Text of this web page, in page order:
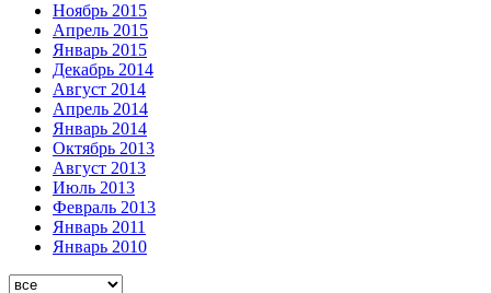
Ноябрь 2015
Апрель 2015
Январь 2015
Декабрь 2014
Август 2014
Апрель 2014
Январь 2014
Октябрь 2013
Август 2013
Июль 2013
Февраль 2013
Январь 2011
Январь 2010